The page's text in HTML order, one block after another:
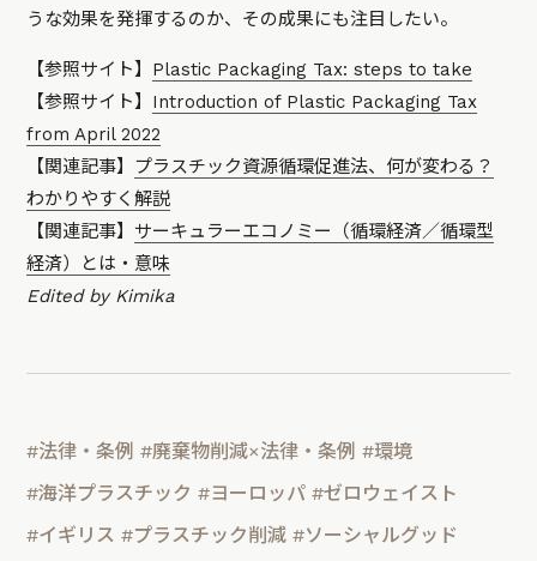
うな効果を発揮するのか、その成果にも注目したい。
【参照サイト】 Plastic Packaging Tax: steps to take
【参照サイト】 Introduction of Plastic Packaging Tax
from April 2022
【関連記事】 プラスチック資源循環促進法、何が変わる？
わかりやすく解説
【関連記事】 サーキュラーエコノミー（循環経済／循環型
経済）とは・意味
Edited by Kimika
#法律・条例 #廃棄物削減×法律・条例 #環境
#海洋プラスチック #ヨーロッパ #ゼロウェイスト
#イギリス #プラスチック削減 #ソーシャルグッド